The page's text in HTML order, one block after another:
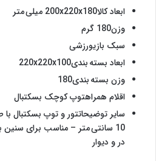
ابعاد کالا200x220x180 میلی متر
وزن180 گرم
سبک بازیورزشی
ابعاد بسته بندی220x220x100
وزن بسته بندی180
اقلام همراهتوپ کوچک بسکتبال
در و دیوار